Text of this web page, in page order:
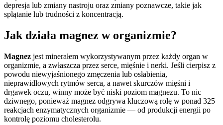
depresja lub zmiany nastroju oraz zmiany poznawcze, takie jak
splątanie lub trudności z koncentracją.
Jak działa magnez w organizmie?
Magnez jest minerałem wykorzystywanym przez każdy organ w
organizmie, a zwłaszcza przez serce, mięśnie i nerki. Jeśli cierpisz z
powodu niewyjaśnionego zmęczenia lub osłabienia,
nieprawidłowych rytmów serca, a nawet skurczów mięśni i
drgawek oczu, winny może być niski poziom magnezu. To nic
dziwnego, ponieważ magnez odgrywa kluczową rolę w ponad 325
reakcjach enzymatycznych organizmie — od produkcji energii po
kontrolę poziomu cholesterolu.